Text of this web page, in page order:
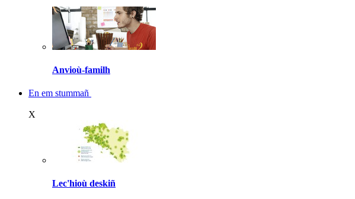
Anvioù-familh
En em stummañ
X
Lec'hioù deskiñ